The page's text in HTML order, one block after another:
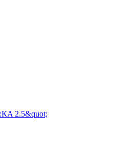
2.5&quot;